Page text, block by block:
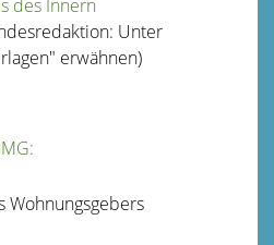
des Innern
Unter
erwähnen)
Wohnungsgebers